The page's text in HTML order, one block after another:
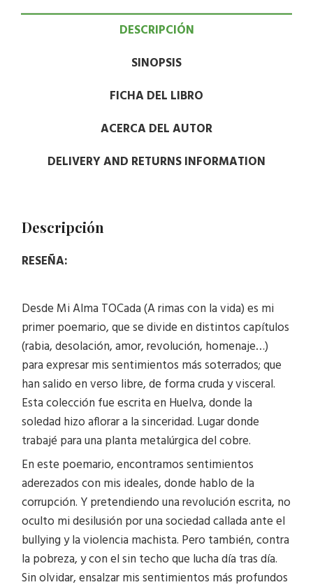
DESCRIPCIÓN
SINOPSIS
FICHA DEL LIBRO
ACERCA DEL AUTOR
DELIVERY AND RETURNS INFORMATION
Descripción
RESEÑA:
Desde Mi Alma TOCada (A rimas con la vida) es mi
primer poemario, que se divide en distintos capítulos
(rabia, desolación, amor, revolución, homenaje…)
para expresar mis sentimientos más soterrados; que
han salido en verso libre, de forma cruda y visceral.
Esta colección fue escrita en Huelva, donde la
soledad hizo aflorar a la sinceridad. Lugar donde
trabajé para una planta metalúrgica del cobre.
En este poemario, encontramos sentimientos
aderezados con mis ideales, donde hablo de la
corrupción. Y pretendiendo una revolución escrita, no
oculto mi desilusión por una sociedad callada ante el
bullying y la violencia machista. Pero también, contra
la pobreza, y con el sin techo que lucha día tras día.
Sin olvidar, ensalzar mis sentimientos más profundos